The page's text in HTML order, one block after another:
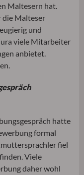
Maltesern hat.
die Malteser
und
viele Mitarbeiter
anbietet.
hatte
formal
fiel
Viele
daher wohl